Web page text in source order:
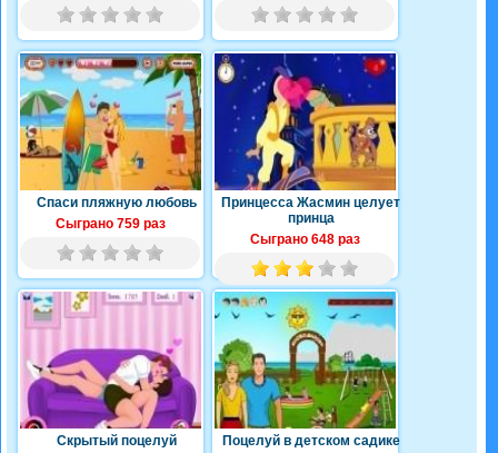
Спаси пляжную любовь
Сыграно 759 раз
Принцесса Жасмин целует
принца
Сыграно 648 раз
Скрытый поцелуй
Поцелуй в детском садике